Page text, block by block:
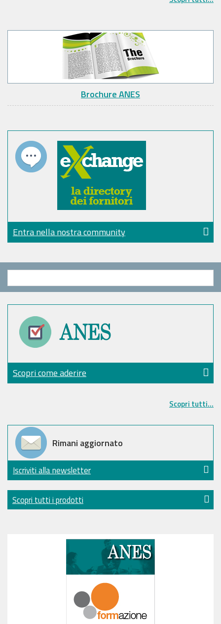
Brochure ANES
Entra nella nostra community
Scopri come aderire
Scopri tutti...
Rimani aggiornato
Iscriviti alla newsletter
Scopri tutti i prodotti